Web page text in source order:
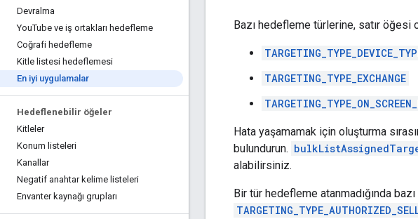
Devralma
YouTube ve iş ortakları hedefleme
Coğrafi hedefleme
Kitle listesi hedeflemesi
En iyi uygulamalar
Hedeflenebilir öğeler
Kitleler
Konum listeleri
Kanallar
Negatif anahtar kelime listeleri
Envanter kaynağı grupları
Bazı hedefleme türlerine, satır öğesi
TARGETING_TYPE_EXCHANGE
Hata yaşamamak için oluşturma
bulundurun.
alabilirsiniz.
Bir tür hedefleme atanmadığında